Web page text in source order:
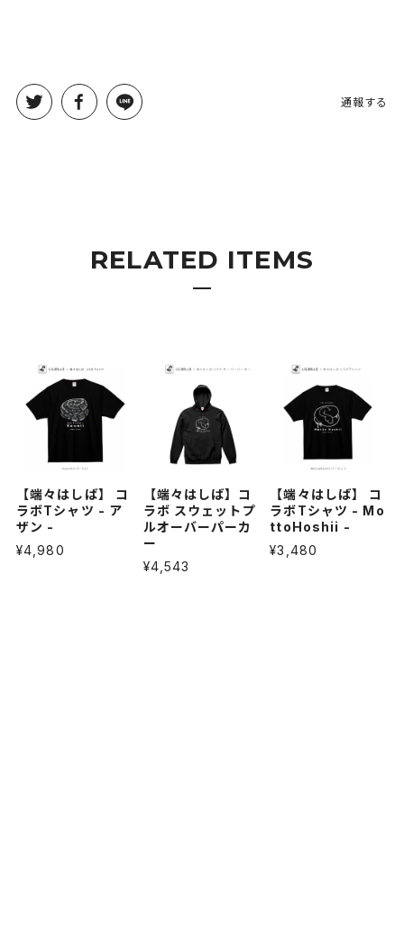
通報する
RELATED ITEMS
【端々はしば】 コ
ラボTシャツ - ア
ザン -
¥4,980
【端々はしば】コ
ラボ スウェットプ
ルオーバーパーカ
ー
¥4,543
【端々はしば】 コ
ラボTシャツ - Mo
ttoHoshii -
¥3,480